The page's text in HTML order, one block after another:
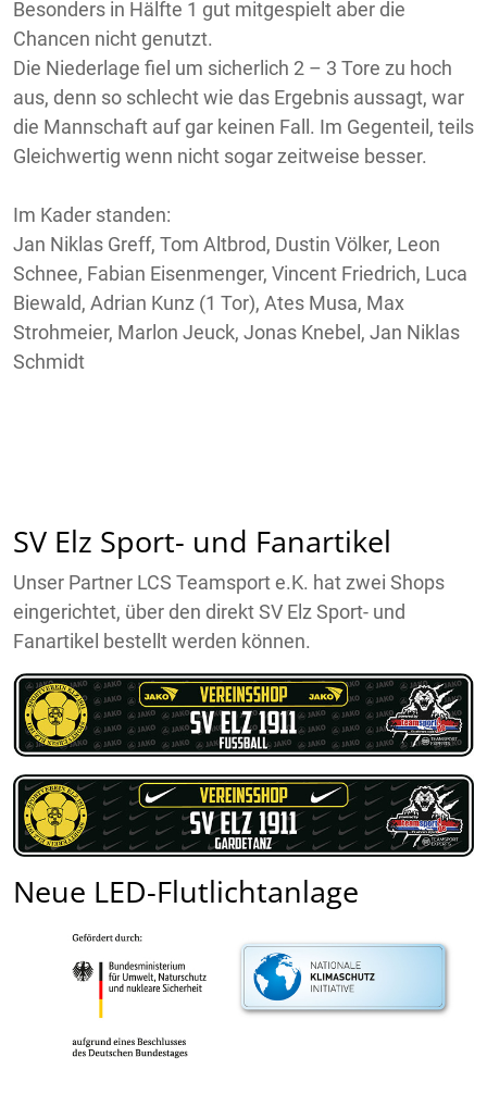
Besonders in Hälfte 1 gut mitgespielt aber die
Chancen nicht genutzt.
Die Niederlage fiel um sicherlich 2 – 3 Tore zu hoch
aus, denn so schlecht wie das Ergebnis aussagt, war
die Mannschaft auf gar keinen Fall. Im Gegenteil, teils
Gleichwertig wenn nicht sogar zeitweise besser.
Im Kader standen:
Jan Niklas Greff, Tom Altbrod, Dustin Völker, Leon
Schnee, Fabian Eisenmenger, Vincent Friedrich, Luca
Biewald, Adrian Kunz (1 Tor), Ates Musa, Max
Strohmeier, Marlon Jeuck, Jonas Knebel, Jan Niklas
Schmidt
SV Elz Sport- und Fanartikel
Unser Partner LCS Teamsport e.K. hat zwei Shops
eingerichtet, über den direkt SV Elz Sport- und
Fanartikel bestellt werden können.
Neue LED-Flutlichtanlage